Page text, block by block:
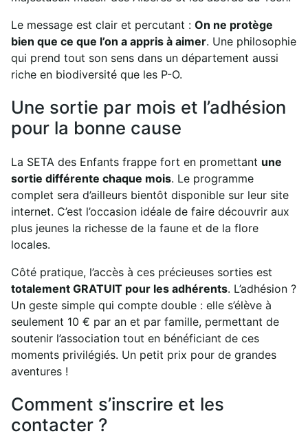
Le message est clair et percutant : On ne protège
bien que ce que l’on a appris à aimer. Une philosophie
qui prend tout son sens dans un département aussi
riche en biodiversité que les P-O.
Une sortie par mois et l’adhésion
pour la bonne cause
La SETA des Enfants frappe fort en promettant une
sortie différente chaque mois. Le programme
complet sera d’ailleurs bientôt disponible sur leur site
internet. C’est l’occasion idéale de faire découvrir aux
plus jeunes la richesse de la faune et de la flore
locales.
Côté pratique, l’accès à ces précieuses sorties est
totalement GRATUIT pour les adhérents. L’adhésion ?
Un geste simple qui compte double : elle s’élève à
seulement 10 € par an et par famille, permettant de
soutenir l’association tout en bénéficiant de ces
moments privilégiés. Un petit prix pour de grandes
aventures !
Comment s’inscrire et les
contacter ?